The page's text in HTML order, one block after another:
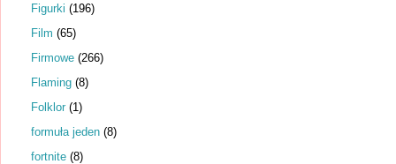
Figurki (196)
Film (65)
Firmowe (266)
Flaming (8)
Folklor (1)
formuła jeden (8)
fortnite (8)